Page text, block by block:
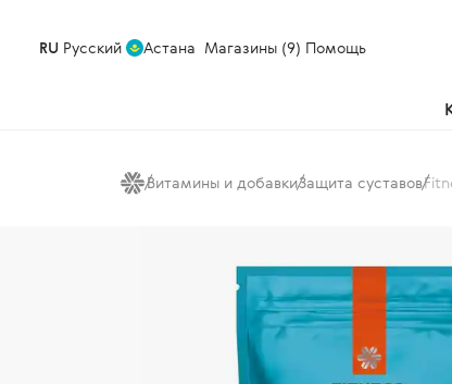
RU Русский Астана Магазины (9) Помощь
Витамины и добавкиЗащита суставов